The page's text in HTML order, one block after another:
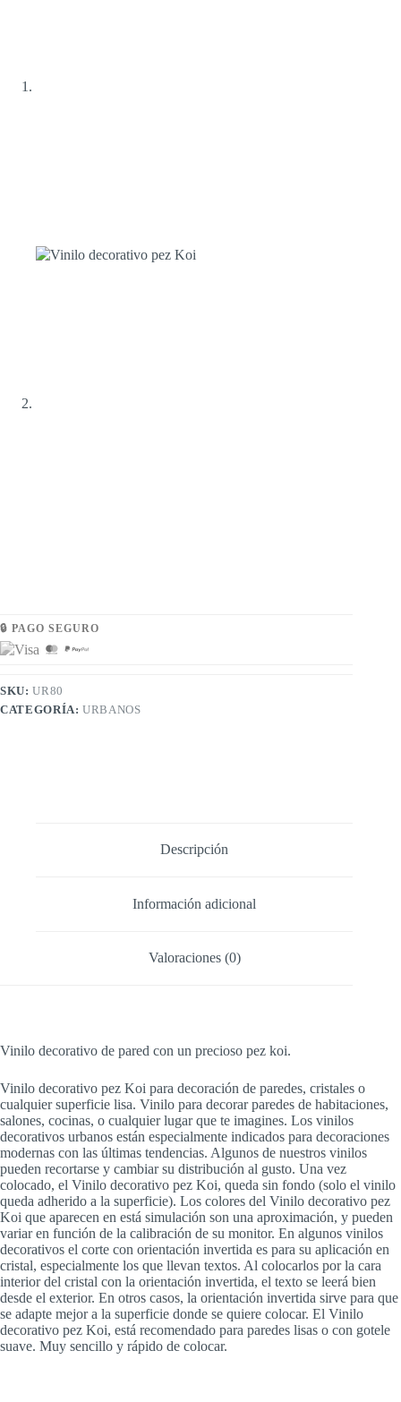
🔒 PAGO SEGURO
SKU:UR80
CATEGORÍA:URBANOS
Descripción
Información adicional
Valoraciones (0)
Vinilo decorativo de pared con un precioso pez koi.
Vinilo decorativo pez Koi para decoración de paredes, cristales o
cualquier superficie lisa. Vinilo para decorar paredes de habitaciones,
salones, cocinas, o cualquier lugar que te imagines. Los vinilos
decorativos urbanos están especialmente indicados para decoraciones
modernas con las últimas tendencias. Algunos de nuestros vinilos
pueden recortarse y cambiar su distribución al gusto. Una vez
colocado, el Vinilo decorativo pez Koi, queda sin fondo (solo el vinilo
queda adherido a la superficie). Los colores del Vinilo decorativo pez
Koi que aparecen en está simulación son una aproximación, y pueden
variar en función de la calibración de su monitor. En algunos vinilos
decorativos el corte con orientación invertida es para su aplicación en
cristal, especialmente los que llevan textos. Al colocarlos por la cara
interior del cristal con la orientación invertida, el texto se leerá bien
desde el exterior. En otros casos, la orientación invertida sirve para que
se adapte mejor a la superficie donde se quiere colocar. El Vinilo
decorativo pez Koi, está recomendado para paredes lisas o con gotele
suave. Muy sencillo y rápido de colocar.